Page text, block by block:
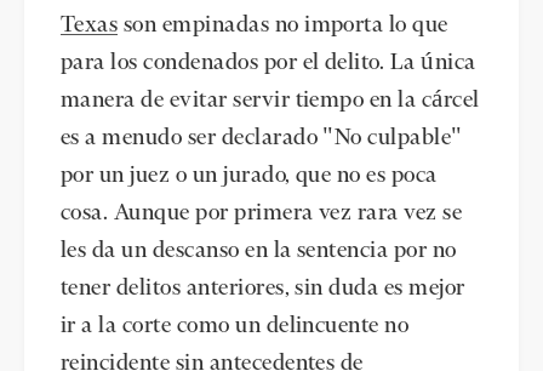
Texas son empinadas no importa lo que
para los condenados por el delito. La única
manera de evitar servir tiempo en la cárcel
es a menudo ser declarado "No culpable"
por un juez o un jurado, que no es poca
cosa. Aunque por primera vez rara vez se
les da un descanso en la sentencia por no
tener delitos anteriores, sin duda es mejor
ir a la corte como un delincuente no
reincidente sin antecedentes de